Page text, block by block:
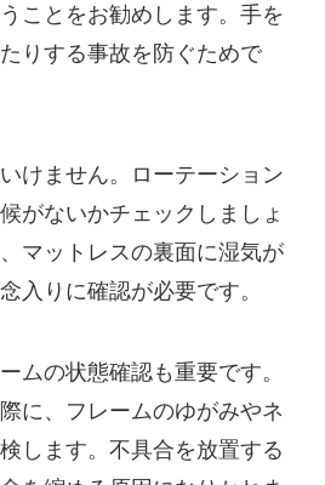
ことをお勧めします。手を
りする事故を防ぐためで
けません。ローテーション
がないかチェックしましょ
マットレスの裏面に湿気が
入りに確認が必要です。
ムの状態確認も重要です。
に、フレームのゆがみやネ
します。不具合を放置する